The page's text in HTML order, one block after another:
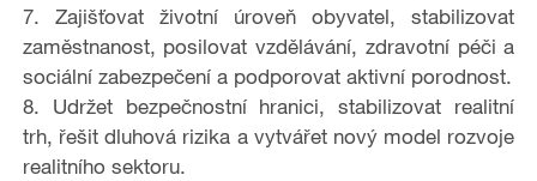
7.
Zajišťovat životní úroveň obyvatel, stabilizovat
zaměstnanost, posilovat vzdělávání, zdravotní péči a
sociální zabezpečení a podporovat aktivní porodnost.
8.
Udržet bezpečnostní hranici, stabilizovat realitní
trh, řešit dluhová rizika a vytvářet nový model rozvoje
realitního sektoru.